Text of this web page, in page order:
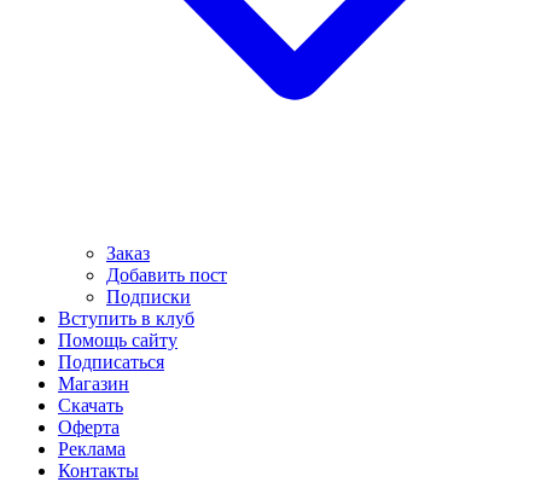
Заказ
Добавить пост
Подписки
Вступить в клуб
Помощь сайту
Подписаться
Магазин
Скачать
Оферта
Реклама
Контакты